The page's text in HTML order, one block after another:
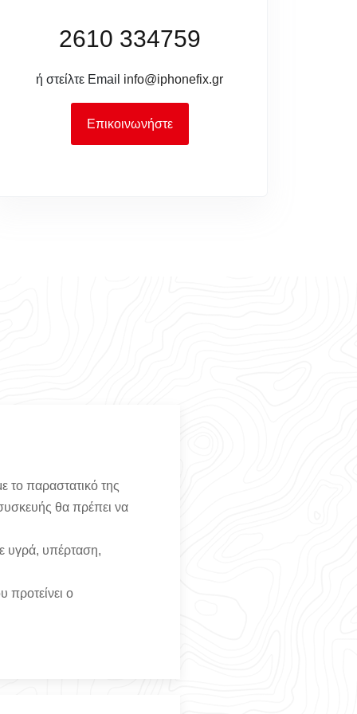
2610 334759
ή στείλτε Email info@iphonefix.gr
Επικοινωνήστε
το παραστατικό της
θα πρέπει να
υγρά, υπέρταση,
προτείνει ο